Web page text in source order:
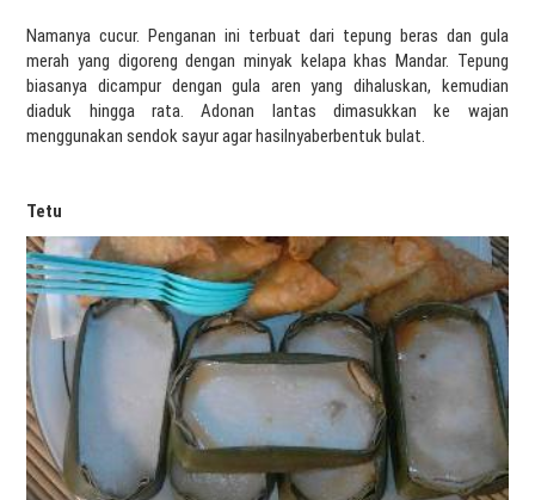
Namanya cucur. Penganan ini terbuat dari tepung beras dan gula
merah yang digoreng dengan minyak kelapa khas Mandar. Tepung
biasanya dicampur dengan gula aren yang dihaluskan, kemudian
diaduk hingga rata. Adonan lantas dimasukkan ke wajan
menggunakan sendok sayur agar hasilnyaberbentuk bulat.
Tetu